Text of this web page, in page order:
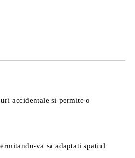
accidentale si permite o
va sa adaptati spatiul